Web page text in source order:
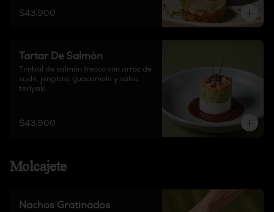
$43.900
Tartar De Salmón
Timbal de salmón fresco con arroz de
sushi, jengibre, guacamole y salsa
teriyaki.
$43.900
Molcajete
Nachos Gratinados